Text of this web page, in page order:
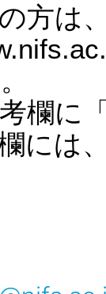
方は
欄に
には